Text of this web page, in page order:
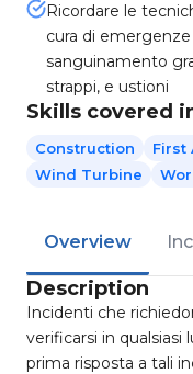
Ricordare le
cura di
sanguinamento
strappi, e ustioni
Skills covered
Construction First
Wind Turbine
Overview
Description
Incidenti che
verificarsi in qualsiasi
prima risposta a tali